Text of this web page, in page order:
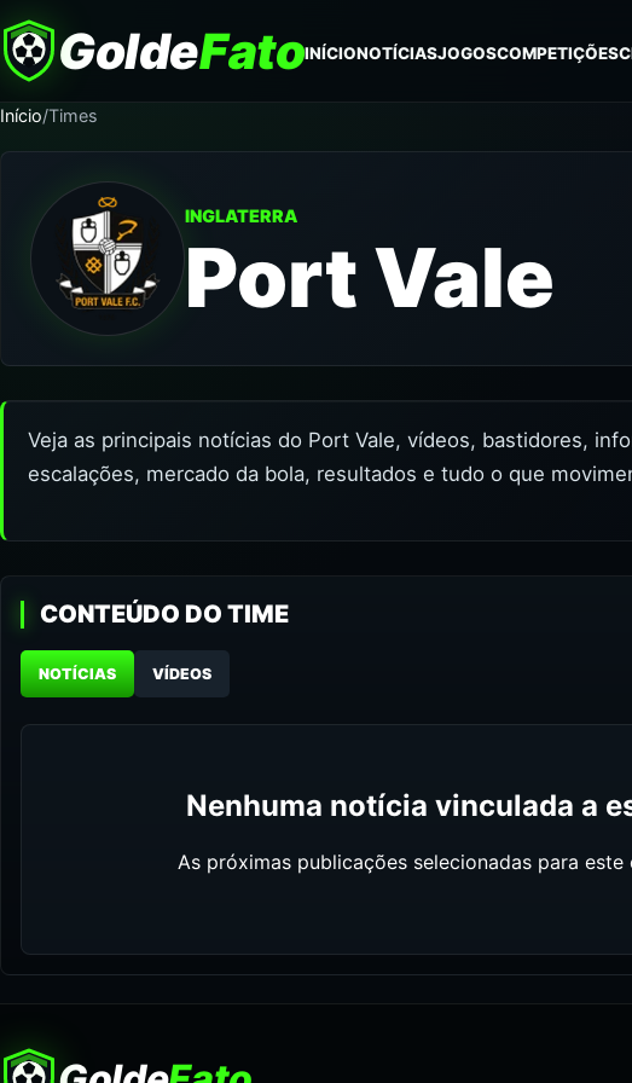
GoldeFatoINÍCIONOTÍCIASJOGOSCOMPETIÇÕES
Início/Times
INGLATERRA
Port Vale
Veja as principais notícias do Port Vale, vídeos, bastidores,
escalações, mercado da bola, resultados e tudo o que
CONTEÚDO DO TIME
NOTÍCIAS VÍDEOS
Nenhuma notícia vinculada a
As próximas publicações selecionadas para este